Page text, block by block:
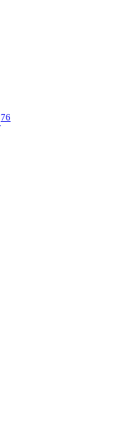
76